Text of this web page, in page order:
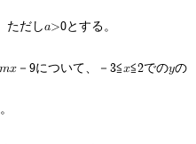
だしa>0とする。
－9について、－3≦x≦2でのyの